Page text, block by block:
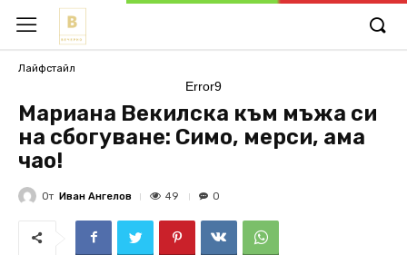
Лайфстайл
Error9
Мариана Векилска към мъжа си
на сбогуване: Симо, мерси, ама
чао!
От Иван Ангелов 49 0